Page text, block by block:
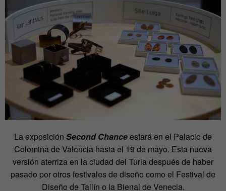
La exposición Second Chanceestará en el Palacio de
Colomina de Valencia hasta el 19 de mayo. Esta nueva
versión aterriza en la ciudad del Turia después de haber
pasado por otros festivales de diseño como el Festival de
Diseño de Tallín o la Bienal de Venecia.